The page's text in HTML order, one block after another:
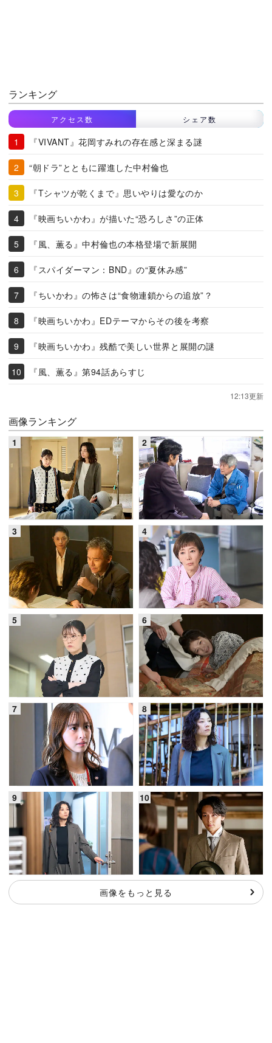
ランキング
アクセス数 シェア数
『VIVANT』花岡すみれの存在感と深まる謎
“朝ドラ”とともに躍進した中村倫也
『Tシャツが乾くまで』思いやりは愛なのか
『映画ちいかわ』が描いた“恐ろしさ”の正体
『風、薫る』中村倫也の本格登場で新展開
『スパイダーマン：BND』の“夏休み感”
『ちいかわ』の怖さは“食物連鎖からの追放”？
『映画ちいかわ』EDテーマからその後を考察
『映画ちいかわ』残酷で美しい世界と展開の謎
『風、薫る』第94話あらすじ
12:13更新
画像ランキング
画像をもっと見る